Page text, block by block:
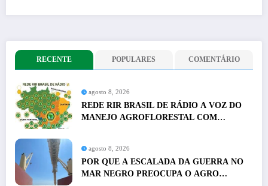
RECENTE POPULARES COMENTÁRIO
agosto 8, 2026
REDE RIR BRASIL DE RÁDIO A VOZ DO
MANEJO AGROFLORESTAL COM
agosto 8, 2026
POR QUE A ESCALADA DA GUERRA NO
MAR NEGRO PREOCUPA O AGRO